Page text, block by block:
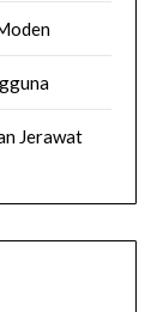
Jerawat